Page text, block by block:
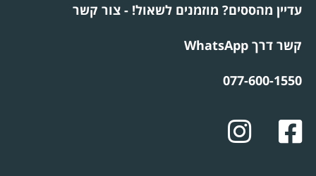
עדיין מהססים? מוזמנים לשאול! - צור קשר
קשר דרך WhatsApp
077-600-1550